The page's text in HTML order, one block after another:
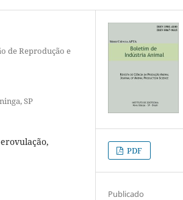
de Reprodução e
SP
PDF
Publicado